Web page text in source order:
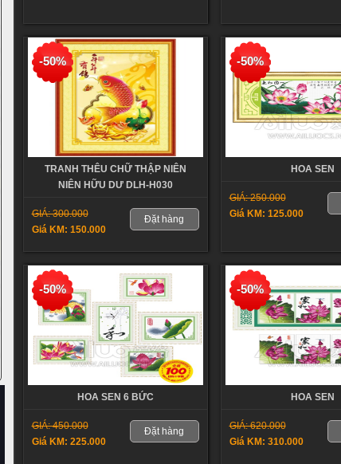
-50%
TRANH THÊU CHỮ THẬP NIÊN
NIÊN HỮU DƯ DLH-H030
GIÁ: 300.000
Giá KM: 150.000
Đặt hàng
-50%
HOA SEN
GIÁ: 250.000
Giá KM: 125.000
-50%
HOA SEN 6 BỨC
GIÁ: 450.000
Giá KM: 225.000
Đặt hàng
-50%
HOA SEN
GIÁ: 620.000
Giá KM: 310.000